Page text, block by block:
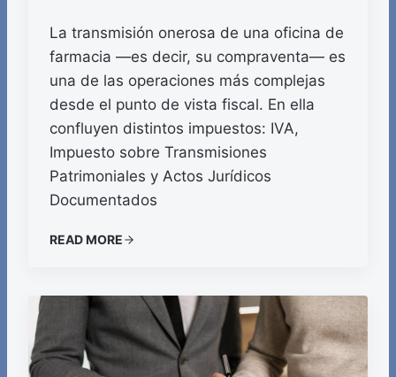
La transmisión onerosa de una oficina de
farmacia —es decir, su compraventa— es
una de las operaciones más complejas
desde el punto de vista fiscal. En ella
confluyen distintos impuestos: IVA,
Impuesto sobre Transmisiones
Patrimoniales y Actos Jurídicos
Documentados
READ MORE